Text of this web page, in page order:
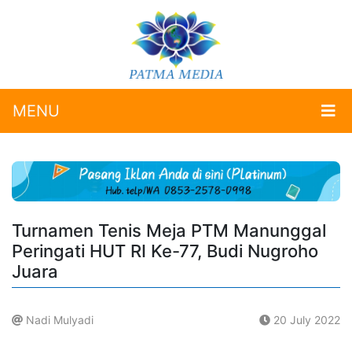
MENU
Turnamen Tenis Meja PTM Manunggal
Peringati HUT RI Ke-77, Budi Nugroho
Juara
Nadi Mulyadi 20 July 2022